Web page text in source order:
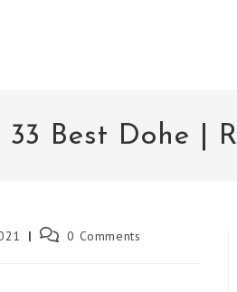
33 Best Dohe |
Post 0 Comments